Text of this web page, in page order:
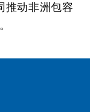
推动非洲包容